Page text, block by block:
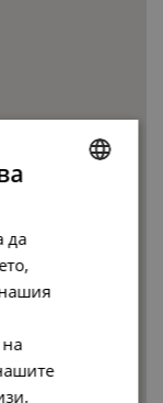
да